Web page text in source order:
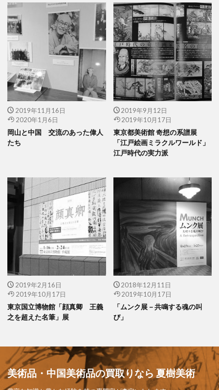
2019年11月16日
2020年1月6日
岡山と中国 交流のあった偉人
たち
2019年9月12日
2019年10月17日
東京都美術館 奇想の系譜展
「江戸絵画ミラクルワールド」
江戸時代の実力派
2019年2月16日
2019年10月17日
東京国立博物館「顔真卿 王義
之を超えた名筆」展
2018年12月11日
2019年10月17日
「ムンク展－共鳴する魂の叫
び」
美術品・中国美術品の買取りなら 夏樹美術